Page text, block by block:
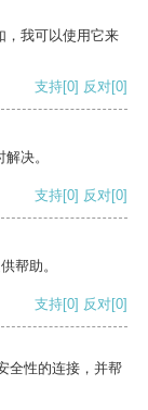
，我可以使用它来
支持[0] 反对[0]
决。
支持[0] 反对[0]
帮助。
支持[0] 反对[0]
全性的连接，并帮